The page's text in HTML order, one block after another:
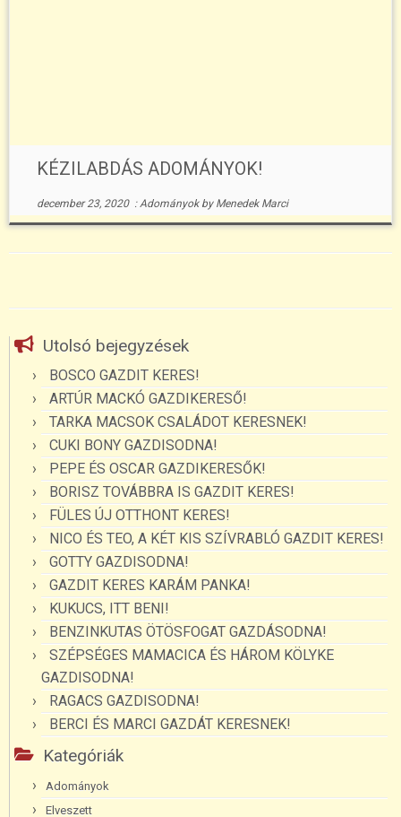
KÉZILABDÁS ADOMÁNYOK!
december 23, 2020:Adományok by Menedek Marci
Utolsó bejegyzések
BOSCO GAZDIT KERES!
ARTÚR MACKÓ GAZDIKERESŐ!
TARKA MACSOK CSALÁDOT KERESNEK!
CUKI BONY GAZDISODNA!
PEPE ÉS OSCAR GAZDIKERESŐK!
BORISZ TOVÁBBRA IS GAZDIT KERES!
FÜLES ÚJ OTTHONT KERES!
NICO ÉS TEO, A KÉT KIS SZÍVRABLÓ GAZDIT KERES!
GOTTY GAZDISODNA!
GAZDIT KERES KARÁM PANKA!
KUKUCS, ITT BENI!
BENZINKUTAS ÖTÖSFOGAT GAZDÁSODNA!
SZÉPSÉGES MAMACICA ÉS HÁROM KÖLYKE
GAZDISODNA!
RAGACS GAZDISODNA!
BERCI ÉS MARCI GAZDÁT KERESNEK!
Kategóriák
Adományok
Elveszett